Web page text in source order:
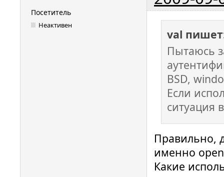
card
Посетитель
Неактивен
val
Пытаюсь
BSD,
Если
ситуация
Правильно,
именно
Какие